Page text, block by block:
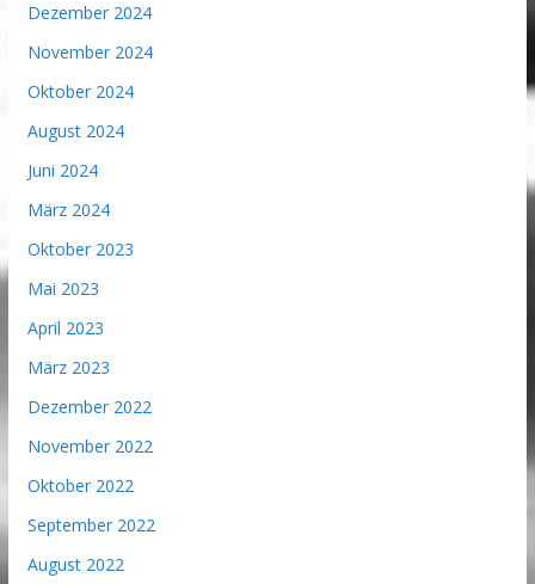
Dezember 2024
November 2024
Oktober 2024
August 2024
Juni 2024
März 2024
Oktober 2023
Mai 2023
April 2023
März 2023
Dezember 2022
November 2022
Oktober 2022
September 2022
August 2022